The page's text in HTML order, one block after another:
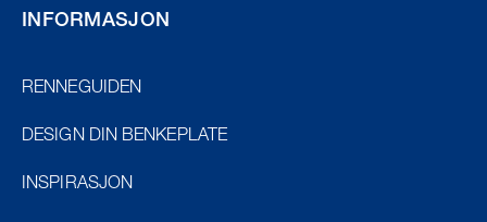
INFORMASJON
RENNEGUIDEN
DESIGN DIN BENKEPLATE
INSPIRASJON